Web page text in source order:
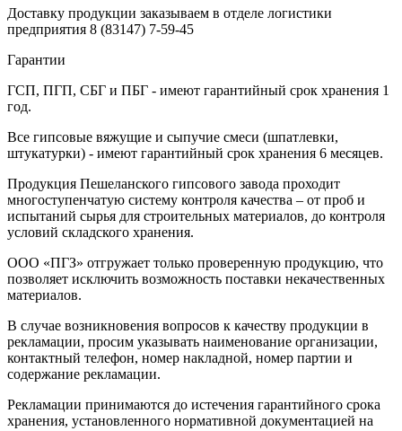
Доставку продукции заказываем в отделе логистики
предприятия 8 (83147) 7-59-45
Гарантии
ГСП, ПГП, СБГ и ПБГ - имеют гарантийный срок хранения 1
год.
Все гипсовые вяжущие и сыпучие смеси (шпатлевки,
штукатурки) - имеют гарантийный срок хранения 6 месяцев.
Продукция Пешеланского гипсового завода проходит
многоступенчатую систему контроля качества – от проб и
испытаний сырья для строительных материалов, до контроля
условий складского хранения.
ООО «ПГЗ» отгружает только проверенную продукцию, что
позволяет исключить возможность поставки некачественных
материалов.
В случае возникновения вопросов к качеству продукции в
рекламации, просим указывать наименование организации,
контактный телефон, номер накладной, номер партии и
содержание рекламации.
Рекламации принимаются до истечения гарантийного срока
хранения, установленного нормативной документацией на